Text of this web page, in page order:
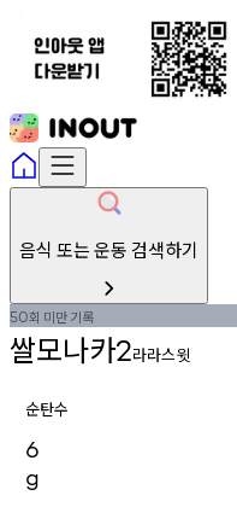
음식 또는 운동 검색하기
50회 미만기록
쌀모나카2라라스윗
순탄수
6
g